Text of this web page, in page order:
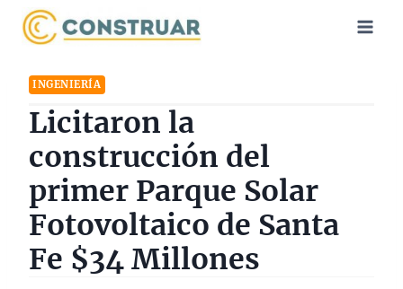
Saltar
INGENIERÍA
Licitaron la
construcción del
primer Parque Solar
Fotovoltaico de Santa
Fe $34 Millones